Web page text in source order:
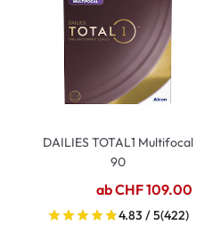
DAILIES TOTAL1 Multifocal
90
ab CHF 109.00
4.83 / 5(422)